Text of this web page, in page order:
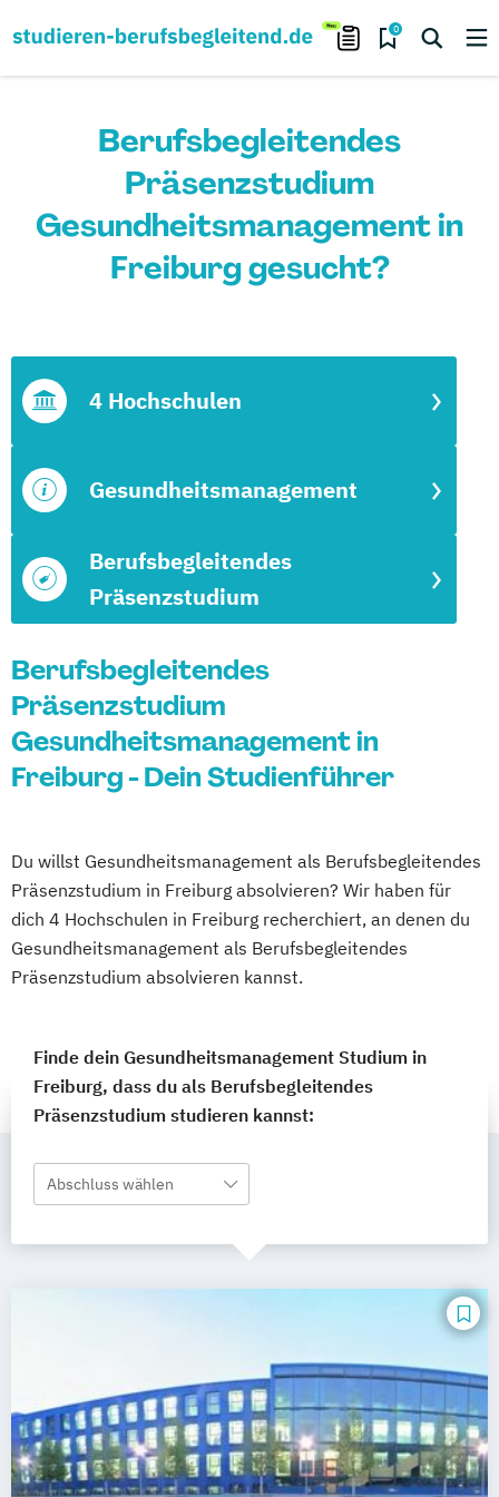
0
Berufsbegleitendes
Präsenzstudium
Gesundheitsmanagement in
Freiburg gesucht?
Berufsbegleitendes
Präsenzstudium
Gesundheitsmanagement
4 Hochschulen
Berufsbegleitendes
Präsenzstudium
Gesundheitsmanagement in
Freiburg - Dein Studienführer
Du willst Gesundheitsmanagement als Berufsbegleitendes
Präsenzstudium in Freiburg absolvieren? Wir haben für
dich 4 Hochschulen in Freiburg recherchiert, an denen du
Gesundheitsmanagement als Berufsbegleitendes
Präsenzstudium absolvieren kannst.
Finde dein Gesundheitsmanagement Studium in
Freiburg, dass du als Berufsbegleitendes
Präsenzstudium studieren kannst:
Abschluss wählen